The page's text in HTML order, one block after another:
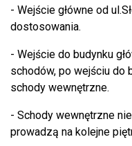
- Wejście główne od
dostosowania.
- Wejście do budynku
schodów, po wejściu do
schody wewnętrzne.
- Schody wewnętrzne
prowadzą na kolejne